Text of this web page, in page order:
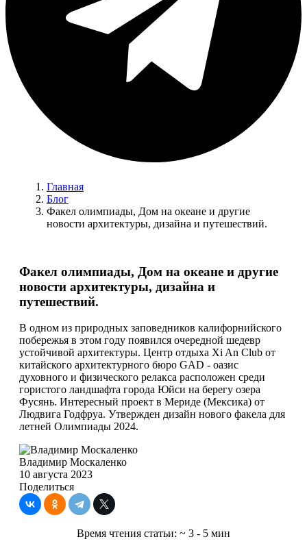
Главная
Блог
Факел олимпиады, Дом на океане и другие
новости архитектуры, дизайна и путешествий.
Факел олимпиады, Дом на океане и другие
новости архитектуры, дизайна и
путешествий.
В одном из природных заповедников калифорнийского
побережья в этом году появился очередной шедевр
устойчивой архитектуры. Центр отдыха Xi An Club от
китайского архитектурного бюро GAD - оазис
духовного и физического релакса расположен среди
гористого ландшафта города Юйси на берегу озера
Фусянь. Интересный проект в Мериде (Мексика) от
Людвига Годфруа. Утвержден дизайн нового факела для
летней Олимпиады 2024.
Владимир Москаленко
10 августа 2023
Поделиться
Время чтения статьи: ~ 3 - 5 мин